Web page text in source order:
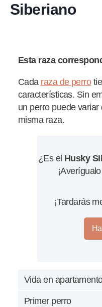
Siberiano
Esta raza
Cada raza de perro
características. Sin
un perro puede
misma raza.
¿Es el Husky
¡Tardarás
Vida en
Primer perro